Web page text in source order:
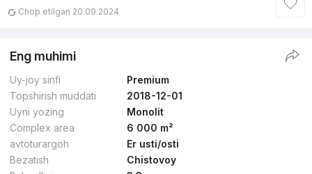
Chop etilgan 20.09.2024
Eng muhimi
Uy-joy sinfi
Premium
Topshirish muddati
2018-12-01
Uyni yozing
Monolit
Complex area
6 000 m²
avtoturargoh
Er usti/osti
Bezatish
Chistovoy